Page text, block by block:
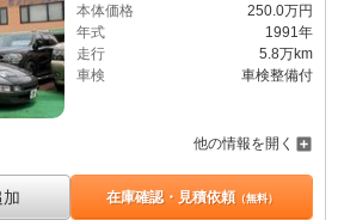
本体価格
250.0万円
年式
1991年
走行
5.8万km
車検
車検整備付
他の情報を開く
在庫確認・見積依頼（無料）